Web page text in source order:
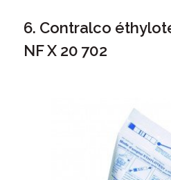
6. Contralco
NF X 20 702